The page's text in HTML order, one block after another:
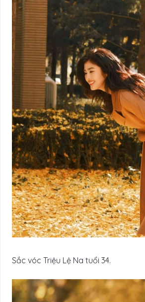
Sắc vóc Triệu Lệ Na tuổi 34.